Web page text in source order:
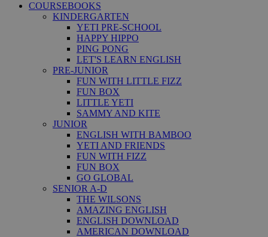
COURSEBOOKS
KINDERGARTEN
YETI PRE-SCHOOL
HAPPY HIPPO
PING PONG
LET'S LEARN ENGLISH
PRE-JUNIOR
FUN WITH LITTLE FIZZ
FUN BOX
LITTLE YETI
SAMMY AND KITE
JUNIOR
ENGLISH WITH BAMBOO
YETI AND FRIENDS
FUN WITH FIZZ
FUN BOX
GO GLOBAL
SENIOR A-D
THE WILSONS
AMAZING ENGLISH
ENGLISH DOWNLOAD
AMERICAN DOWNLOAD